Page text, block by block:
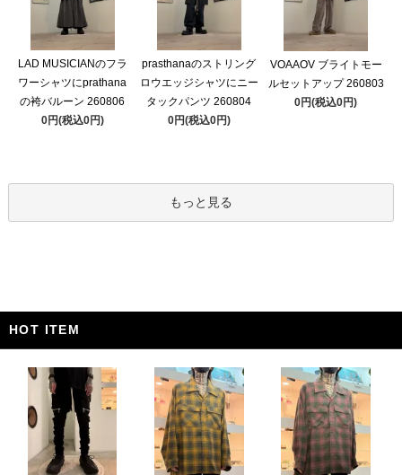
LAD MUSICIANのフラ
ワーシャツにprathana
の袴バルーン 260806
0円(税込0円)
prasthanaのストリング
ロウエッジシャツにニー
タックパンツ 260804
0円(税込0円)
VOAAOV ブライトモー
ルセットアップ 260803
0円(税込0円)
もっと見る
HOT ITEM